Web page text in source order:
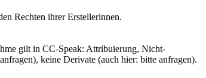
Rechten ihrer Erstellerinnen.
gilt in CC-Speak: Attribuierung, Nicht-
keine Derivate (auch hier: bitte anfragen).